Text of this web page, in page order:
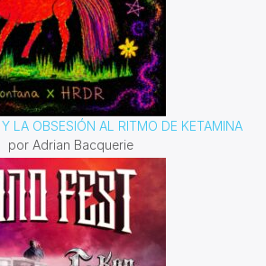
LA OBSESIÓN AL RITMO DE KETAMINA
por Adrian Bacquerie